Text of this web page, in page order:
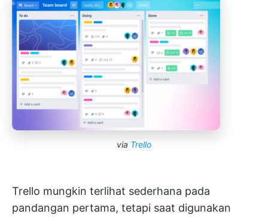
via Trello
Trello mungkin terlihat sederhana pada
pandangan pertama, tetapi saat digunakan